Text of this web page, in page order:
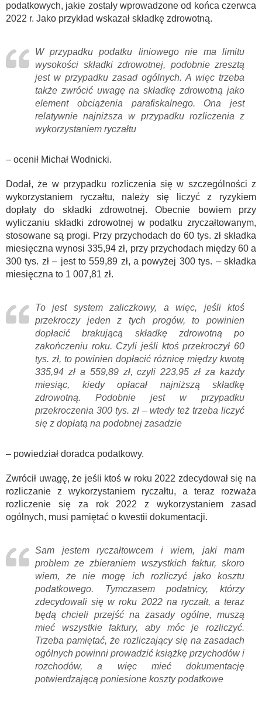
podatkowych, jakie zostały wprowadzone od końca czerwca
2022 r. Jako przykład wskazał składkę zdrowotną.
W przypadku podatku liniowego nie ma limitu
wysokości składki zdrowotnej, podobnie zresztą
jest w przypadku zasad ogólnych. A więc trzeba
także zwrócić uwagę na składkę zdrowotną jako
element obciążenia parafiskalnego. Ona jest
relatywnie najniższa w przypadku rozliczenia z
wykorzystaniem ryczałtu
– ocenił Michał Wodnicki.
Dodał, że w przypadku rozliczenia się w szczególności z
wykorzystaniem ryczałtu, należy się liczyć z ryzykiem
dopłaty do składki zdrowotnej. Obecnie bowiem przy
wyliczaniu składki zdrowotnej w podatku zryczałtowanym,
stosowane są progi. Przy przychodach do 60 tys. zł składka
miesięczna wynosi 335,94 zł, przy przychodach między 60 a
300 tys. zł – jest to 559,89 zł, a powyżej 300 tys. – składka
miesięczna to 1 007,81 zł.
To jest system zaliczkowy, a więc, jeśli ktoś
przekroczy jeden z tych progów, to powinien
dopłacić brakującą składkę zdrowotną po
zakończeniu roku. Czyli jeśli ktoś przekroczył 60
tys. zł, to powinien dopłacić różnicę między kwotą
335,94 zł a 559,89 zł, czyli 223,95 zł za każdy
miesiąc, kiedy opłacał najniższą składkę
zdrowotną. Podobnie jest w przypadku
przekroczenia 300 tys. zł – wtedy też trzeba liczyć
się z dopłatą na podobnej zasadzie
– powiedział doradca podatkowy.
Zwrócił uwagę, że jeśli ktoś w roku 2022 zdecydował się na
rozliczanie z wykorzystaniem ryczałtu, a teraz rozważa
rozliczenie się za rok 2022 z wykorzystaniem zasad
ogólnych, musi pamiętać o kwestii dokumentacji.
Sam jestem ryczałtowcem i wiem, jaki mam
problem ze zbieraniem wszystkich faktur, skoro
wiem, że nie mogę ich rozliczyć jako kosztu
podatkowego. Tymczasem podatnicy, którzy
zdecydowali się w roku 2022 na ryczałt, a teraz
będą chcieli przejść na zasady ogólne, muszą
mieć wszystkie faktury, aby móc je rozliczyć.
Trzeba pamiętać, że rozliczający się na zasadach
ogólnych powinni prowadzić książkę przychodów i
rozchodów, a więc mieć dokumentację
potwierdzającą poniesione koszty podatkowe